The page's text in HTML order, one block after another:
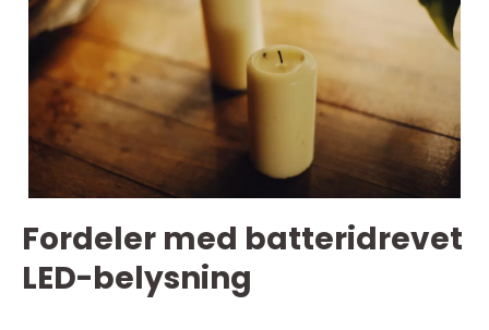
Fordeler med batteridrevet
LED-belysning